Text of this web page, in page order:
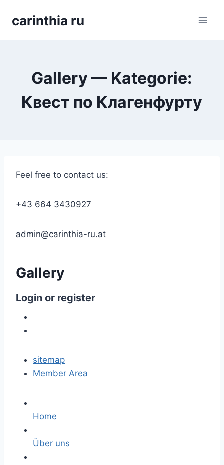
carinthia ru
Gallery — Kategorie:
Квест по Клагенфурту
Feel free to contact us:
+43 664 3430927
admin@carinthia-ru.at
Gallery
Login or register
sitemap
Member Area
Home
Über uns